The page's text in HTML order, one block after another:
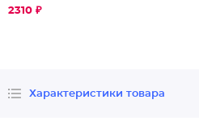
2310 ₽
Характеристики товара